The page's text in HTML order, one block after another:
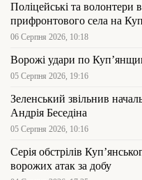
Поліцейські та волонтери
прифронтового села на
06 Серпня 2026, 10:18
Ворожі удари по
05 Серпня 2026, 19:16
Зеленський звільнив
Андрія Беседіна
05 Серпня 2026, 10:16
Серія обстрілів
ворожих атак за добу